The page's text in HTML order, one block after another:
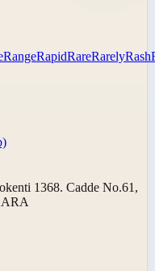
RangeRapidRareRarelyRash
1368. Cadde No.61,